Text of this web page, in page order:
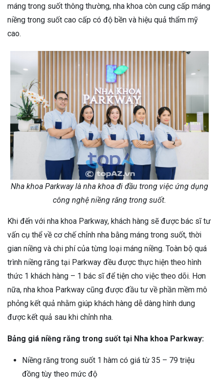
máng trong suốt thông thường, nha khoa còn cung cấp máng
niềng trong suốt cao cấp có độ bền và hiệu quả thẩm mỹ
cao.
Nha khoa Parkway là nha khoa đi đầu trong việc ứng dụng
công nghệ niềng răng trong suốt.
Khi đến với nha khoa Parkway, khách hàng sẽ được bác sĩ tư
vấn cụ thể về cơ chế chỉnh nha bằng máng trong suốt, thời
gian niềng và chi phí của từng loại máng niềng. Toàn bộ quá
trình niềng răng tại Parkway đều được thực hiện theo hình
thức 1 khách hàng – 1 bác sĩ để tiện cho việc theo dõi. Hơn
nữa, nha khoa Parkway cũng được đầu tư về phần mềm mô
phỏng kết quả nhằm giúp khách hàng dễ dàng hình dung
được kết quả sau khi chỉnh nha.
Bảng giá niềng răng trong suốt tại Nha khoa Parkway:
Niềng răng trong suốt 1 hàm có giá từ 35 – 79 triệu
đồng tùy theo mức độ